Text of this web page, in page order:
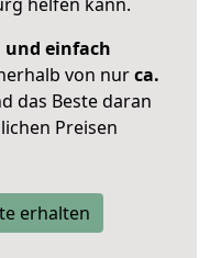
und einfach
von nurca.
das Beste daran
Preisen
erhalten